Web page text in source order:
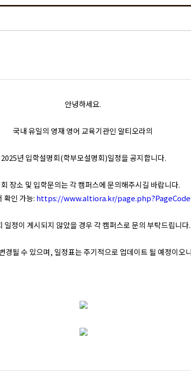
안녕하세요.
국내 유일의 영재 영어 교육기관인 알티오라의
2025년 입학설명회(학부모설명회)일정을 공지합니다.
장소 및 입학문의는 각 캠퍼스에 문의해주시길 바랍니다.
확인 가능: https://www.altiora.kr/
일정이 게시되지 않았을 경우 각 캠퍼스로 문의 부탁드립니다.
경될 수 있으며, 일정표는 주기적으로 업데이트 될 예정이오